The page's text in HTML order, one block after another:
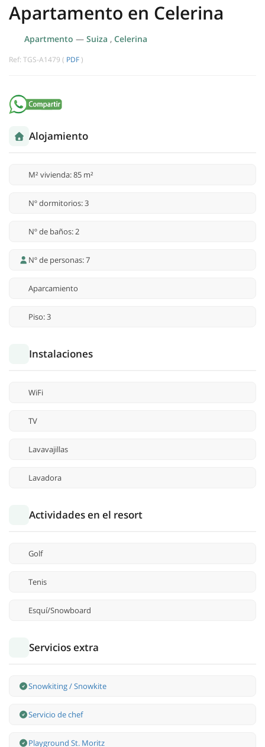
Apartamento en Celerina
Apartmento — Suiza , Celerina
Ref: TGS-A1479 ( PDF )
Alojamiento
M² vivienda: 85 m²
Nº dormitorios: 3
Nº de baños: 2
Nº de personas: 7
Aparcamiento
Piso: 3
Instalaciones
WiFi
TV
Lavavajillas
Lavadora
Actividades en el resort
Golf
Tenis
Esquí/Snowboard
Servicios extra
Snowkiting / Snowkite
Servicio de chef
Playground St. Moritz